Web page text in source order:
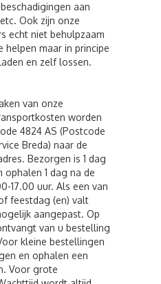
aan
Ook zijn onze
echt niet behulpzaam
helpen maar in principe
en zelf lossen.
van onze
worden
4824 AS (Postcode
Breda) naar de
Bezorgen is 1 dag
1 dag na de
17.00 uur. Als een van
feestdag (en) valt
aangepast. Op
van u bestelling
kleine bestellingen
en ophalen een
Voor grote